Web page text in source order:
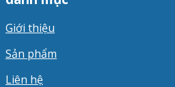
Giới thiệu
Sản phẩm
Liên hệ